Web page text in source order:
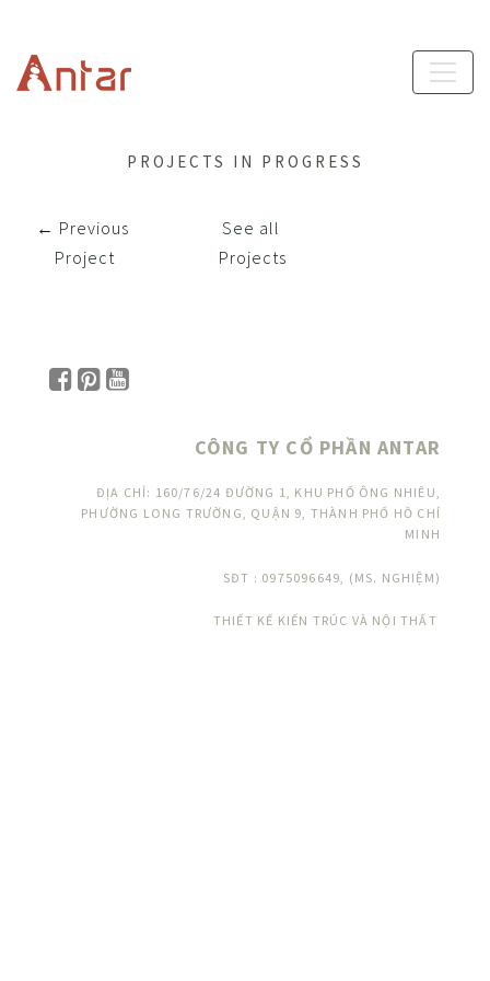
PROJECTS IN PROGRESS
← Previous
Project
See all
Projects
CÔNG TY CỔ PHẦN ANTAR
ĐỊA CHỈ: 160/76/24 ĐƯỜNG 1, KHU PHỐ ÔNG NHIÊU,
PHƯỜNG LONG TRƯỜNG, QUẬN 9, THÀNH PHỐ HỒ CHÍ
MINH
SĐT : 0975096649, (MS. NGHIỆM)
THIẾT KẾ KIẾN TRÚC VÀ NỘI THẤT